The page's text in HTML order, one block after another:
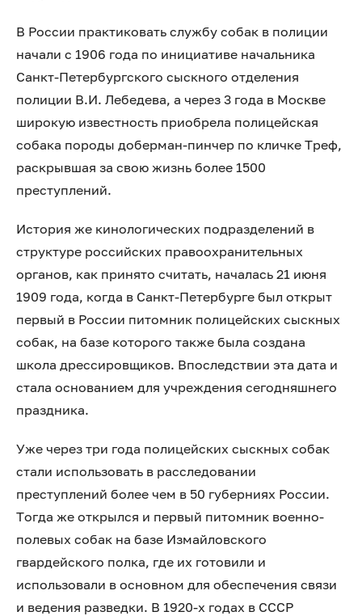
В России практиковать службу собак в полиции
начали с 1906 года по инициативе начальника
Санкт-Петербургского сыскного отделения
полиции В.И. Лебедева, а через 3 года в Москве
широкую известность приобрела полицейская
собака породы доберман-пинчер по кличке Треф,
раскрывшая за свою жизнь более 1500
преступлений.
История же кинологических подразделений в
структуре российских правоохранительных
органов, как принято считать, началась 21 июня
1909 года, когда в Санкт-Петербурге был открыт
первый в России питомник полицейских сыскных
собак, на базе которого также была создана
школа дрессировщиков. Впоследствии эта дата и
стала основанием для учреждения сегодняшнего
праздника.
Уже через три года полицейских сыскных собак
стали использовать в расследовании
преступлений более чем в 50 губерниях России.
Тогда же открылся и первый питомник военно-
полевых собак на базе Измайловского
гвардейского полка, где их готовили и
использовали в основном для обеспечения связи
и ведения разведки. В 1920-х годах в СССР